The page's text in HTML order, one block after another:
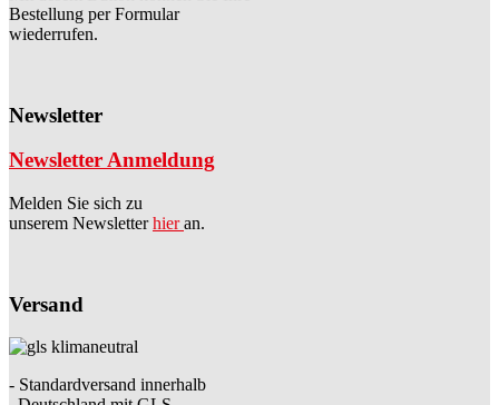
Bestellung per Formular
wiederrufen.
Newsletter
Newsletter Anmeldung
Melden Sie sich zu
unserem Newsletterhieran.
Versand
- Standardversand innerhalb